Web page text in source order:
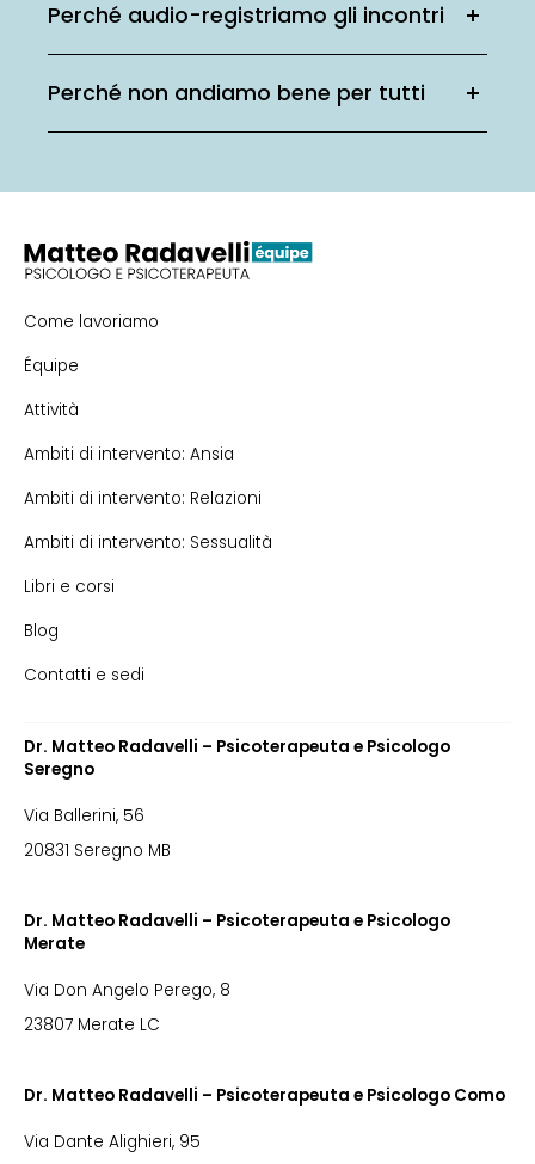
Perché audio-registriamo gli incontri
Perché non andiamo bene per tutti
Come lavoriamo
Équipe
Attività
Ambiti di intervento: Ansia
Ambiti di intervento: Relazioni
Ambiti di intervento: Sessualità
Libri e corsi
Blog
Contatti e sedi
Dr. Matteo Radavelli – Psicoterapeuta e Psicologo
Seregno
Via Ballerini, 56
20831 Seregno MB
Dr. Matteo Radavelli – Psicoterapeuta e Psicologo
Merate
Via Don Angelo Perego, 8
23807 Merate LC
Dr. Matteo Radavelli – Psicoterapeuta e Psicologo Como
Via Dante Alighieri, 95